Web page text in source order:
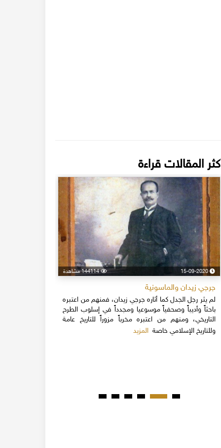
المقالات قراءة
15-09-2020 144114 مشاهدة
جرجي زيدان والماسونية
لم يثر رجل الجدل كما أثاره جرجي زيدان، فمنهم من اعتبره
باحثاً وأديباً وصحفياً موسوعيا ومجدداً في إسلوب الطرح
التاريخي، ومنهم من اعتبره مخرباً مزوراً للتاريخ عامة
وللتاريخ الإسلامي خاصة المزيد